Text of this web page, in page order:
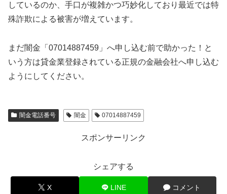
しているのか、手口が複雑かつ巧妙化しており最近では特
殊詐欺による被害が増えています。
まだ闇金「07014887459」へ申し込む前で助かった！と
いう方は貸金業登録されている正規の金融会社へ申し込む
ようにしてください。
闇金電話番号 闇金 07014887459
スポンサーリンク
シェアする
X LINE コメント